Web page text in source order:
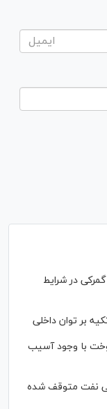
در شرایط
بر توان داخلی
با وجود آسیب
نفت متوقف شده